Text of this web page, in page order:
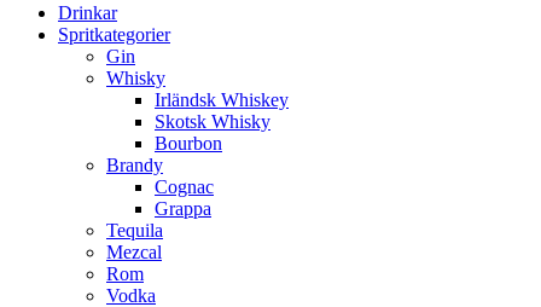
Drinkar
Spritkategorier
Gin
Whisky
Irländsk Whiskey
Skotsk Whisky
Bourbon
Brandy
Cognac
Grappa
Tequila
Mezcal
Rom
Vodka